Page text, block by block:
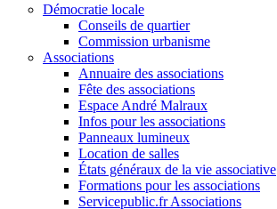
Démocratie locale
Conseils de quartier
Commission urbanisme
Associations
Annuaire des associations
Fête des associations
Espace André Malraux
Infos pour les associations
Panneaux lumineux
Location de salles
États généraux de la vie associative
Formations pour les associations
Servicepublic.fr Associations